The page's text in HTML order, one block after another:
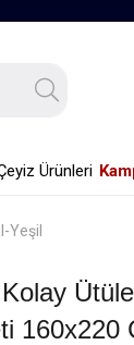
Ürünleri
Yeşil
160x220